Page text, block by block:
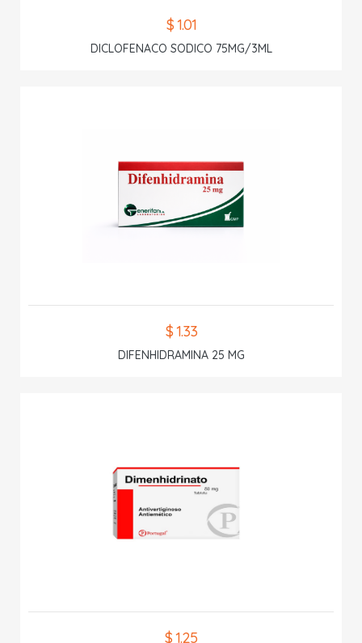
$ 1.01
DICLOFENACO SODICO 75MG/3ML
$ 1.33
DIFENHIDRAMINA 25 MG
$ 1.25